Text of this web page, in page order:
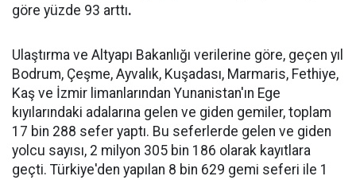
göre yüzde 93 arttı.
Ulaştırma ve Altyapı Bakanlığı verilerine göre, geçen yıl
Bodrum, Çeşme, Ayvalık, Kuşadası, Marmaris, Fethiye,
Kaş ve İzmir limanlarından Yunanistan'ın Ege
kıyılarındaki adalarına gelen ve giden gemiler, toplam
17 bin 288 sefer yaptı. Bu seferlerde gelen ve giden
yolcu sayısı, 2 milyon 305 bin 186 olarak kayıtlara
geçti. Türkiye'den yapılan 8 bin 629 gemi seferi ile 1